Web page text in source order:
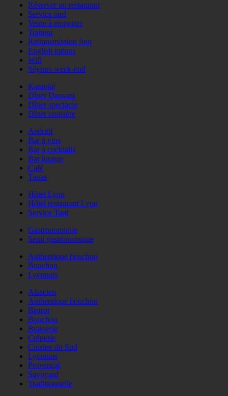
Réserver un restaurant
Service tard
Vente à emporter
Traiteur
Retransmission foot
English menus
Wifi
Séjours week-end
Karaoké
Dîner Dansant
Dîner spectacle
Dîner croisière
Apéritif
Bar à vins
Bar à cocktails
Bar lounge
Café
Tapas
Hôtel Lyon
Hôtel restaurant Lyon
Service Tard
Gastronomique
Semi gastronomique
Authentique bouchon
Bouchon
Lyonnais
Alsacien
Authentique bouchon
Bistrot
Bouchon
Brasserie
Crêperie
Cuisine du Sud
Lyonnais
Provençal
Savoyard
Traditionnelle